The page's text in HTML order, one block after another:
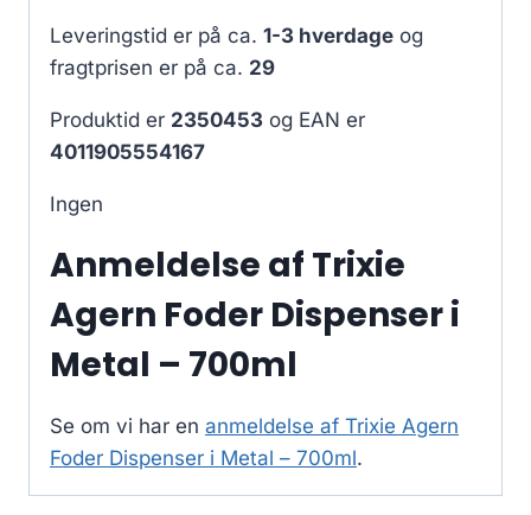
Leveringstid er på ca. 1-3 hverdage og
fragtprisen er på ca. 29
Produktid er 2350453 og EAN er
4011905554167
Ingen
Anmeldelse af Trixie
Agern Foder Dispenser i
Metal – 700ml
Se om vi har en anmeldelse af Trixie Agern
Foder Dispenser i Metal – 700ml.